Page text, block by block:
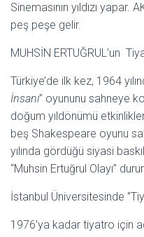
Sinemasının yıldızı
peş peşe gelir.
MUHSİN ERTUĞRUL’un
Türkiye’de ilk kez, 1964
İnsanı” oyununu sahneye
doğum yıldönümü
beş Shakespeare oyunu
yılında gördüğü siyasi
“Muhsin Ertuğrul Olayı”
İstanbul Üniversitesinde
1976’ya kadar tiyatro için